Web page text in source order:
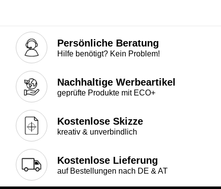
Persönliche Beratung
Hilfe benötigt? Kein Problem!
Nachhaltige Werbeartikel
geprüfte Produkte mit ECO+
Kostenlose Skizze
kreativ & unverbindlich
Kostenlose Lieferung
auf Bestellungen nach DE & AT